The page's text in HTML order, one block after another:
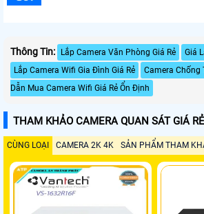
Thông Tin: Lắp Camera Văn Phòng Giá Rẻ
Giá
Lắp Camera Wifi Gia Đình Giá Rẻ
Camera Chống
Dẫn Mua Camera Wifi Giá Rẻ Ổn Định
THAM KHẢO CAMERA QUAN SÁT GIÁ RẺ
CÙNG LOẠI CAMERA 2K 4K SẢN PHẨM THAM